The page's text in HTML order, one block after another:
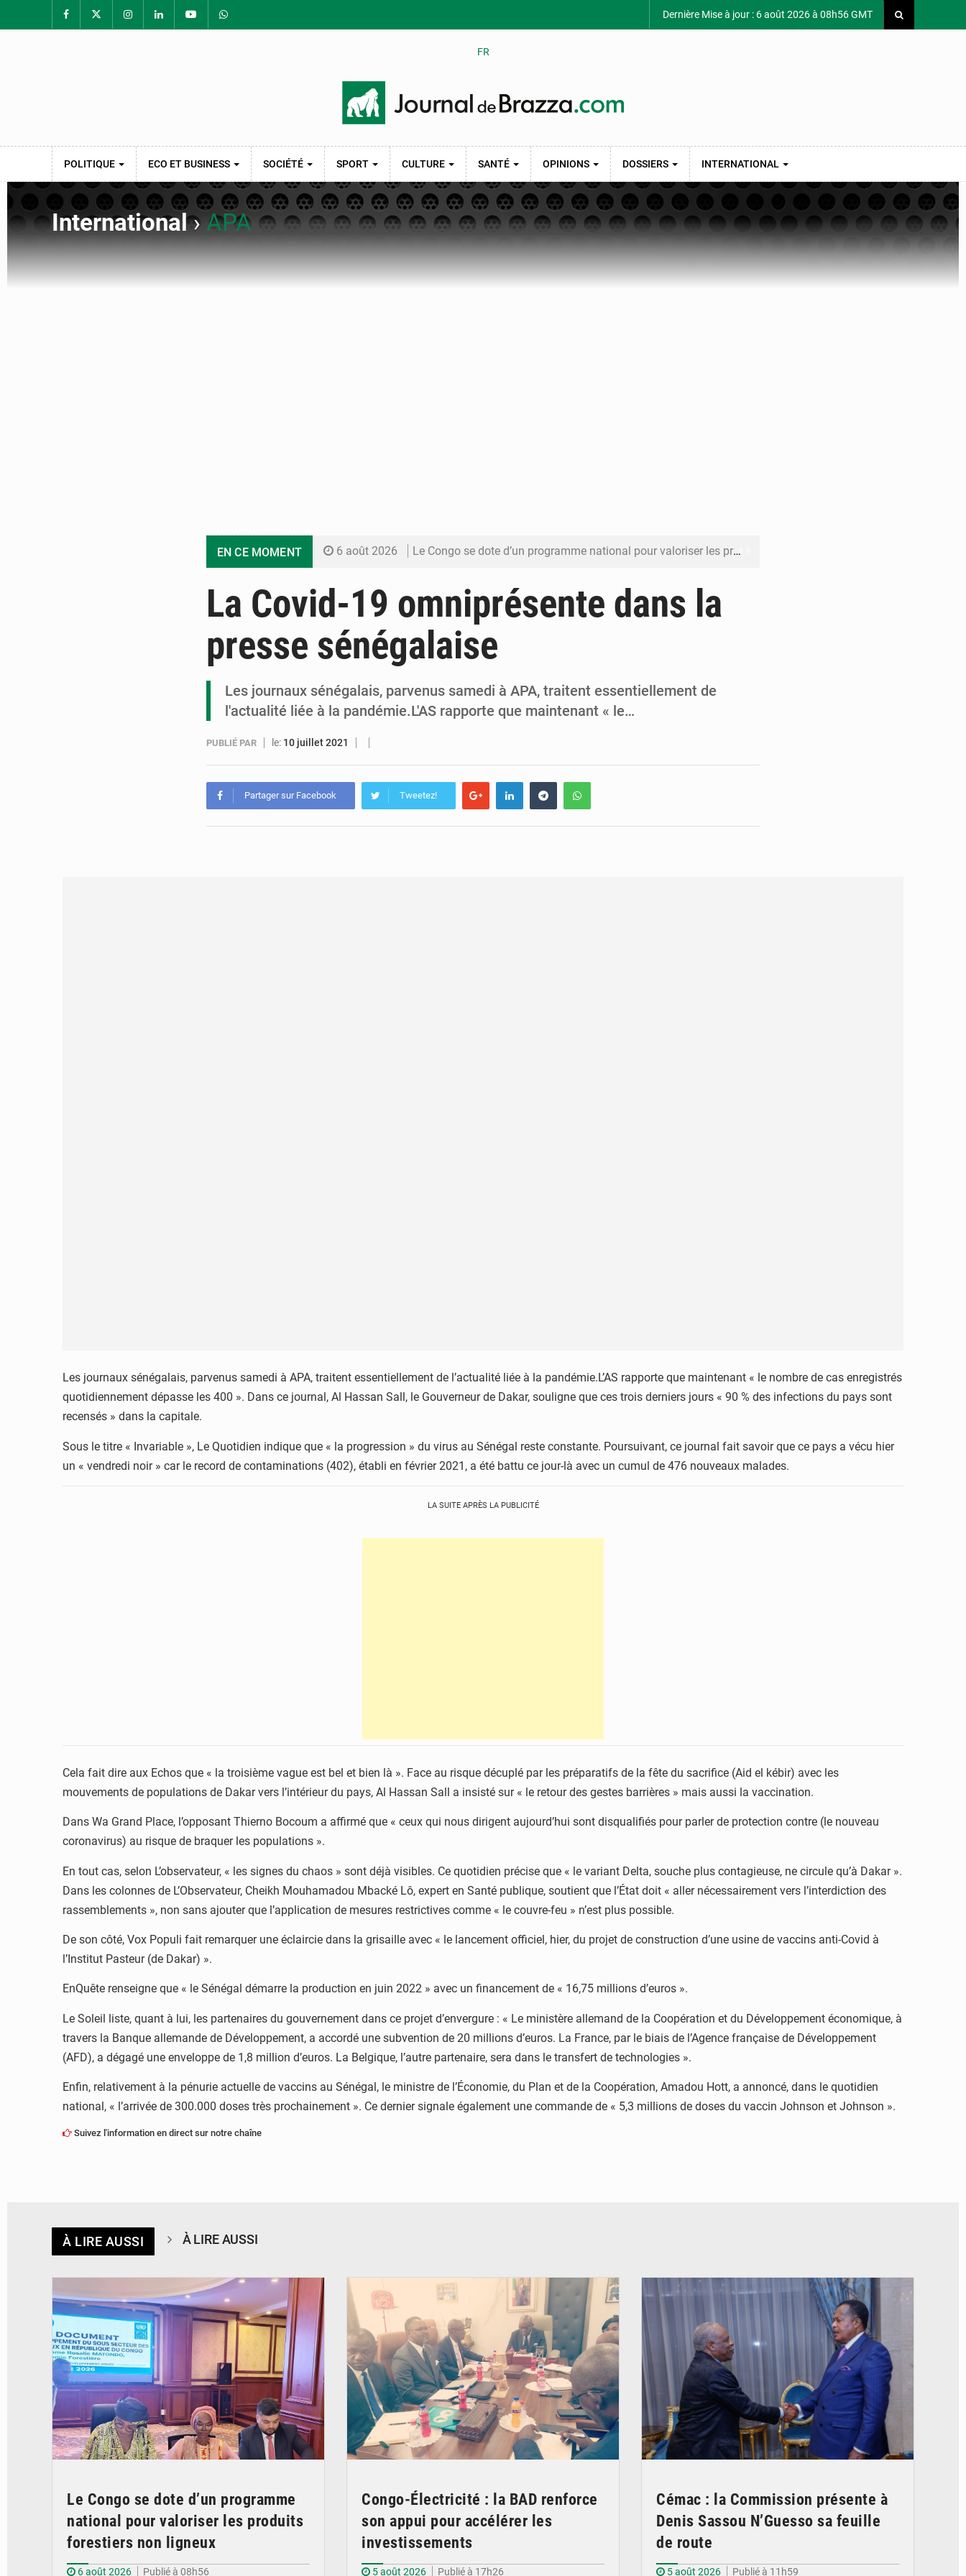
Dernière Mise à jour : 6 août 2026 à 08h56 GMT
FR
POLITIQUE ECO ET BUSINESS SOCIÉTÉ SPORT CULTURE SANTÉ OPINIONS DOSSIERS INTERNATIONAL
International›APA
EN CE MOMENT 6 août 2026 Le Congo se dote d’un programme national pour valoriser les produits forestiers non ligneux
5 août 2026 Cémac : la Commission présente à Denis Sassou N’Guesso sa feuille de route
5 août 2026 Assassinat de l’entrepreneur sportif Vally Amisi : le principal suspect arrêté à Brazzaville
La Covid-19 omniprésente dans la
presse sénégalaise
Les journaux sénégalais, parvenus samedi à APA, traitent essentiellement de
l'actualité liée à la pandémie.L'AS rapporte que maintenant « le…
PUBLIÉ PAR le: 10 juillet 2021
Partager sur Facebook Tweetez!
Les journaux sénégalais, parvenus samedi à APA, traitent essentiellement de l’actualité liée à la pandémie.L’AS rapporte que maintenant « le nombre de cas enregistrés
quotidiennement dépasse les 400 ». Dans ce journal, Al Hassan Sall, le Gouverneur de Dakar, souligne que ces trois derniers jours « 90 % des infections du pays sont
recensés » dans la capitale.
Sous le titre « Invariable », Le Quotidien indique que « la progression » du virus au Sénégal reste constante. Poursuivant, ce journal fait savoir que ce pays a vécu hier
un « vendredi noir » car le record de contaminations (402), établi en février 2021, a été battu ce jour-là avec un cumul de 476 nouveaux malades.
LA SUITE APRÈS LA PUBLICITÉ
Cela fait dire aux Echos que « la troisième vague est bel et bien là ». Face au risque décuplé par les préparatifs de la fête du sacrifice (Aid el kébir) avec les
mouvements de populations de Dakar vers l’intérieur du pays, Al Hassan Sall a insisté sur « le retour des gestes barrières » mais aussi la vaccination.
Dans Wa Grand Place, l’opposant Thierno Bocoum a affirmé que « ceux qui nous dirigent aujourd’hui sont disqualifiés pour parler de protection contre (le nouveau
coronavirus) au risque de braquer les populations ».
En tout cas, selon L’observateur, « les signes du chaos » sont déjà visibles. Ce quotidien précise que « le variant Delta, souche plus contagieuse, ne circule qu’à Dakar ».
Dans les colonnes de L’Observateur, Cheikh Mouhamadou Mbacké Lô, expert en Santé publique, soutient que l’État doit « aller nécessairement vers l’interdiction des
rassemblements », non sans ajouter que l’application de mesures restrictives comme « le couvre-feu » n’est plus possible.
De son côté, Vox Populi fait remarquer une éclaircie dans la grisaille avec « le lancement officiel, hier, du projet de construction d’une usine de vaccins anti-Covid à
l’Institut Pasteur (de Dakar) ».
EnQuête renseigne que « le Sénégal démarre la production en juin 2022 » avec un financement de « 16,75 millions d’euros ».
Le Soleil liste, quant à lui, les partenaires du gouvernement dans ce projet d’envergure : « Le ministère allemand de la Coopération et du Développement économique, à
travers la Banque allemande de Développement, a accordé une subvention de 20 millions d’euros. La France, par le biais de l’Agence française de Développement
(AFD), a dégagé une enveloppe de 1,8 million d’euros. La Belgique, l’autre partenaire, sera dans le transfert de technologies ».
Enfin, relativement à la pénurie actuelle de vaccins au Sénégal, le ministre de l’Économie, du Plan et de la Coopération, Amadou Hott, a annoncé, dans le quotidien
national, « l’arrivée de 300.000 doses très prochainement ». Ce dernier signale également une commande de « 5,3 millions de doses du vaccin Johnson et Johnson ».
Suivez l'information en direct sur notre chaîne
À LIRE AUSSI À LIRE AUSSI
Le Congo se dote d’un programme
national pour valoriser les produits
forestiers non ligneux
6 août 2026 Publié à 08h56
Congo-Électricité : la BAD renforce
son appui pour accélérer les
investissements
5 août 2026 Publié à 17h26
Cémac : la Commission présente à
Denis Sassou N’Guesso sa feuille
de route
5 août 2026 Publié à 11h59